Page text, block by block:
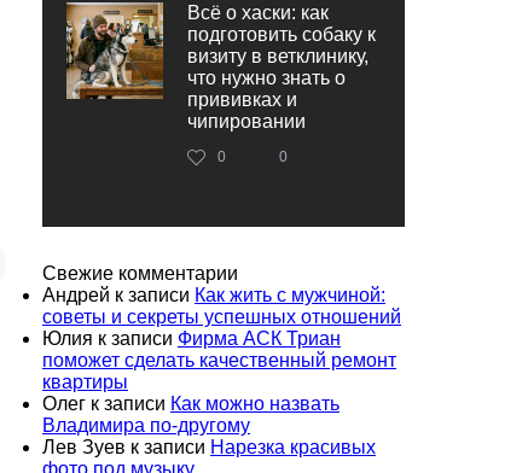
Всё о хаски: как
подготовить собаку к
визиту в ветклинику,
что нужно знать о
прививках и
чипировании
0 0
Свежие комментарии
Андрей к записи Как жить с мужчиной:
советы и секреты успешных отношений
Юлия к записи Фирма АСК Триан
поможет сделать качественный ремонт
квартиры
Олег к записи Как можно назвать
Владимира по-другому
Лев Зуев к записи Нарезка красивых
фото под музыку